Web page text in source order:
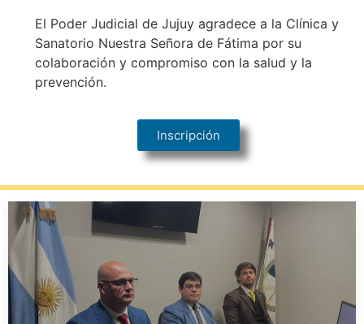
El Poder Judicial de Jujuy agradece a la Clínica y
Sanatorio Nuestra Señora de Fátima por su
colaboración y compromiso con la salud y la
prevención.
Inscripción